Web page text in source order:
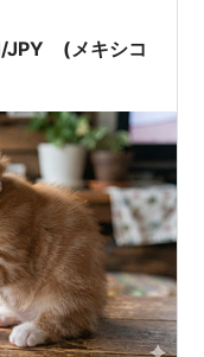
まえ。 ここ最近
嬉しい…
JPY (メキシコ